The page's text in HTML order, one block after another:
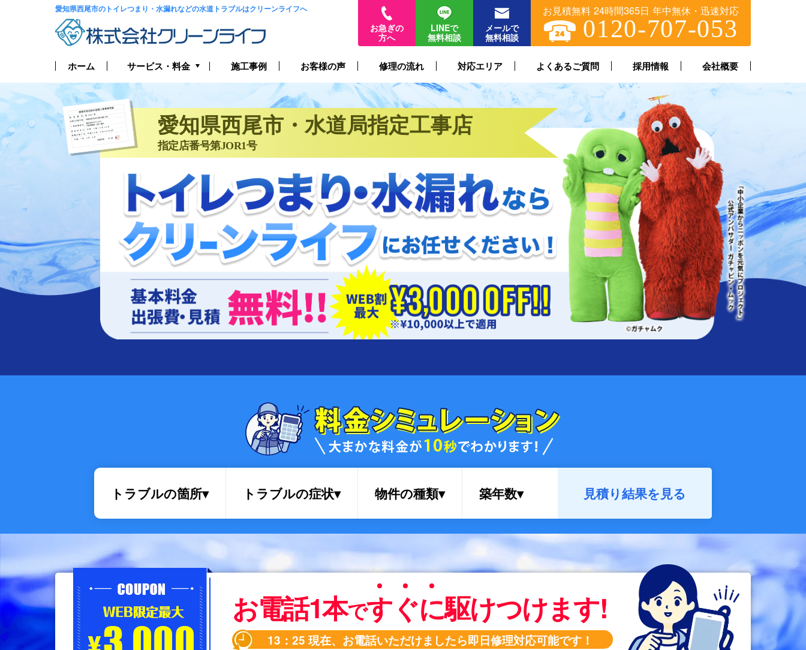
愛知県西尾市のトイレつまり・水漏れなどの水道トラブルはクリーンライフへ
お急ぎの
方へ
LINEで
無料相談
メールで
無料相談
お見積無料 24時間365日 年中無休・迅速対応
0120-707-053
ホーム サービス・料金
トイレつまり・水漏れ
お風呂つまり・水漏れ
キッチンつまり・水漏れ
洗面所つまり・水漏れ
給湯器の修理・交換
排水管つまり・水漏れ
水道管つまり・水漏れ
施工事例 お客様の声 修理の流れ 対応エリア よくあるご質問 採用情報 会社概要
愛知県西尾市・水道局指定工事店
指定店番号第JOR1号
トラブルの箇所▾ トラブルの症状▾ 物件の種類▾ 築年数▾ 見積り結果を見る
お電話1本ですぐに駆けつけます!
13：25 現在、お電話いただけましたら即日修理対応可能です！